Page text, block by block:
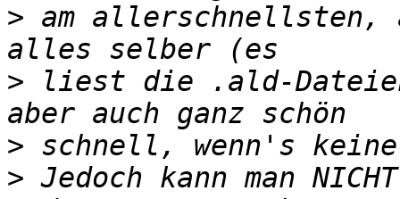
> am allerschnellsten,
> liest die .ald-
>
> Jedoch kann man